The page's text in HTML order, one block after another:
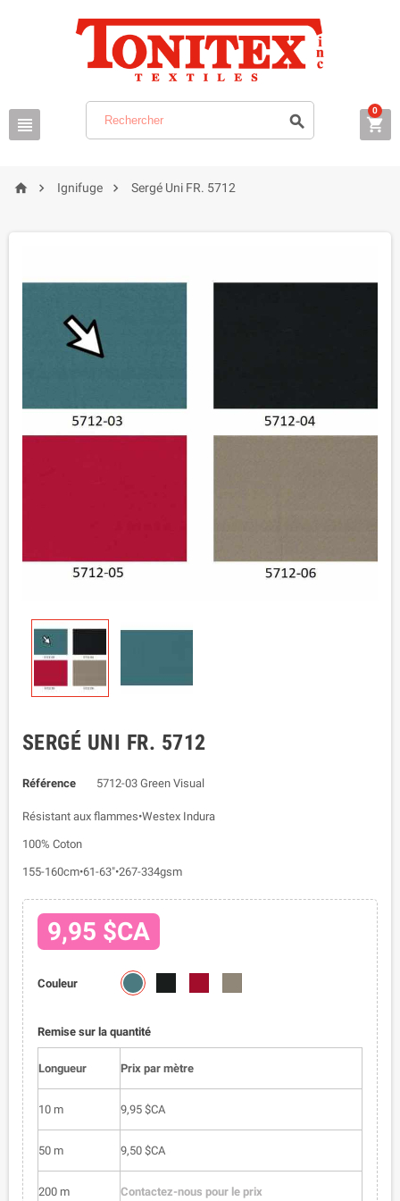
  
0
  Ignifuge  Sergé Uni FR. 5712
SERGÉ UNI FR. 5712
Référence 5712-03 Green Visual
Résistant aux flammes•Westex Indura
100% Coton
155-160cm•61-63"•267-334gsm
9,95 $CA
Couleur
5712-
Remise sur la quantité
Longueur Prix par mètre
10 m 9,95 $CA
50 m 9,50 $CA
200 m Contactez-nous pour le prix